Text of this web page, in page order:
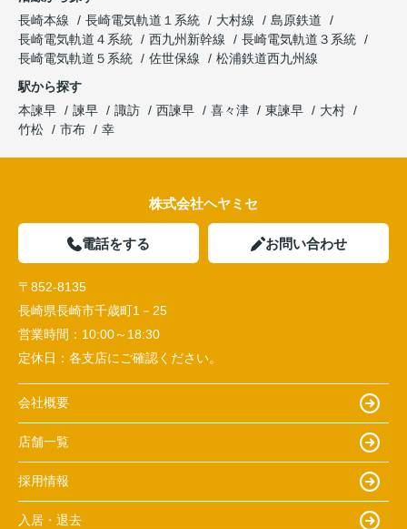
長崎本線
長崎電気軌道１系統 大村線
島原鉄道
長崎電気軌道４系統
西九州新幹線
長崎電気軌道３系統
長崎電気軌道５系統
佐世保線
松浦鉄道西九州線
駅から探す
本諫早
諫早 諏訪 西諫早 喜々津 東諫早
大村
竹松
市布 幸
株式会社ヘヤミセ
電話をする お問い合わせ
〒852-8135
長崎県長崎市千歳町1－25
営業時間： 10:00～18:30
定休日： 各支店にご確認ください。
会社概要
店舗一覧
採用情報
入居・退去